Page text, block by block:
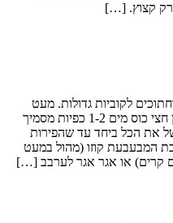
קצוץ. […]
וחתוכים לקוביות גדולות. מעט
שורש ג'ינג'ר מגורד או יבש מעט קינמון חצי כוס מים 1-2 כפיות מסמיך
את הכל ביחד עד שהפירות
לתערובת המבעבעת קוזו (מהול במעט
קרים) או אגר אגר לערבב […]